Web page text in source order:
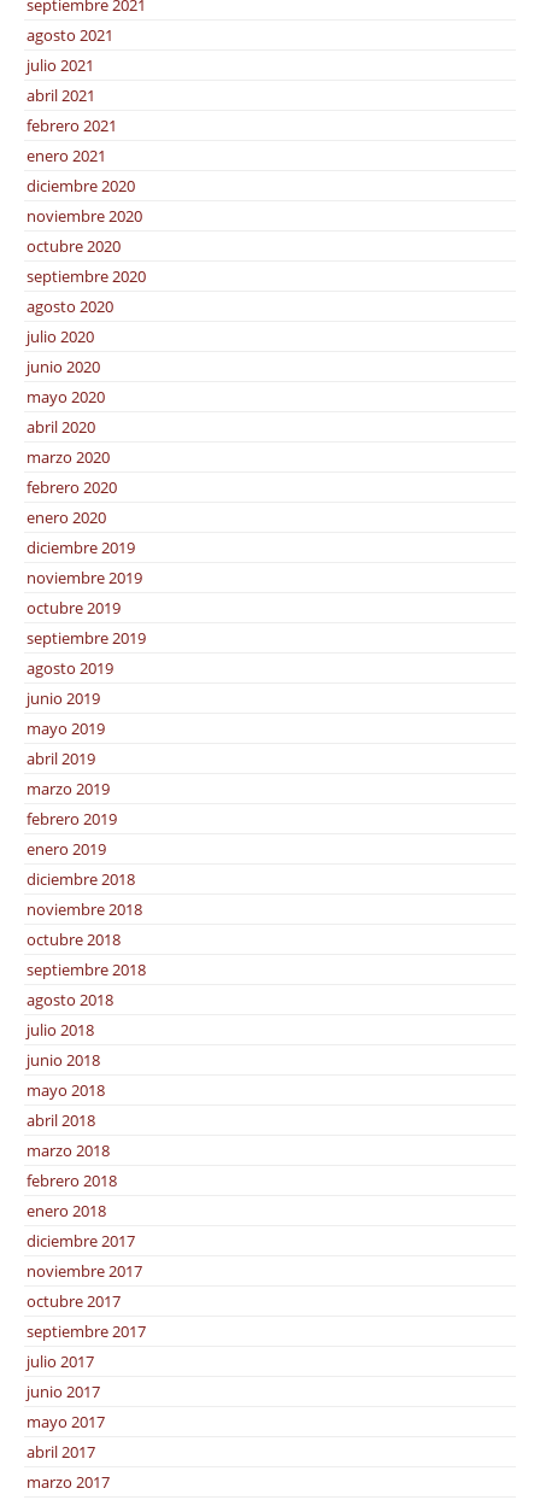
septiembre 2021
agosto 2021
julio 2021
abril 2021
febrero 2021
enero 2021
diciembre 2020
noviembre 2020
octubre 2020
septiembre 2020
agosto 2020
julio 2020
junio 2020
mayo 2020
abril 2020
marzo 2020
febrero 2020
enero 2020
diciembre 2019
noviembre 2019
octubre 2019
septiembre 2019
agosto 2019
junio 2019
mayo 2019
abril 2019
marzo 2019
febrero 2019
enero 2019
diciembre 2018
noviembre 2018
octubre 2018
septiembre 2018
agosto 2018
julio 2018
junio 2018
mayo 2018
abril 2018
marzo 2018
febrero 2018
enero 2018
diciembre 2017
noviembre 2017
octubre 2017
septiembre 2017
julio 2017
junio 2017
mayo 2017
abril 2017
marzo 2017